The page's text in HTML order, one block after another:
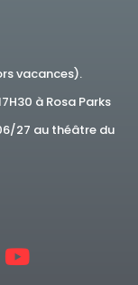
vacances).
à Rosa Parks
27 au théâtre du